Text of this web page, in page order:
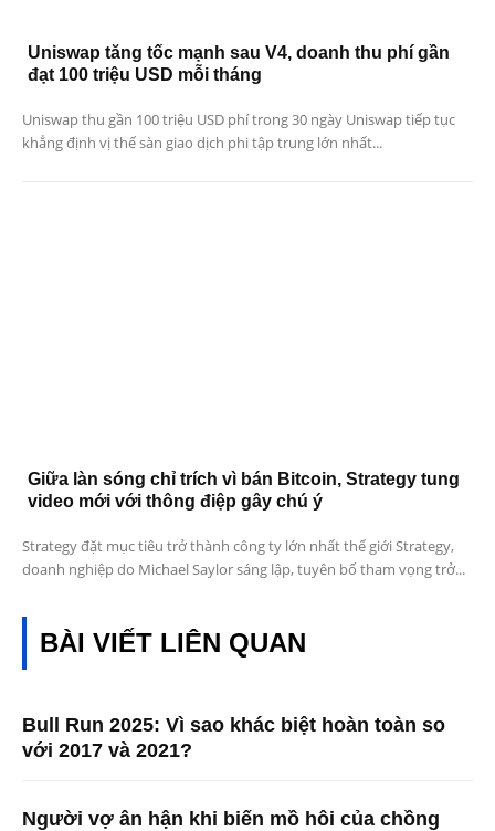
Uniswap tăng tốc mạnh sau V4, doanh thu phí gần
đạt 100 triệu USD mỗi tháng
Uniswap thu gần 100 triệu USD phí trong 30 ngày Uniswap tiếp tục
khẳng định vị thế sàn giao dịch phi tập trung lớn nhất...
Giữa làn sóng chỉ trích vì bán Bitcoin, Strategy tung
video mới với thông điệp gây chú ý
Strategy đặt mục tiêu trở thành công ty lớn nhất thế giới Strategy,
doanh nghiệp do Michael Saylor sáng lập, tuyên bố tham vọng trở...
BÀI VIẾT LIÊN QUAN
Bull Run 2025: Vì sao khác biệt hoàn toàn so
với 2017 và 2021?
Người vợ ân hận khi biến mồ hôi của chồng